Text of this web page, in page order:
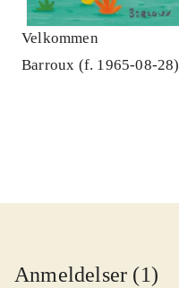
Velkommen
Barroux (f. 1965-08-28)
Anmeldelser (1)